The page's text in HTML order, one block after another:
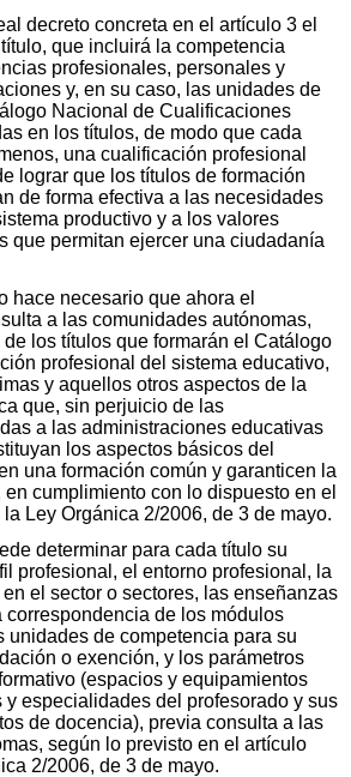
decreto concreta en el artículo 3 el
que incluirá la competencia
profesionales, personales y
y, en su caso, las unidades de
Nacional de Cualificaciones
en los títulos, de modo que cada
una cualificación profesional
lograr que los títulos de formación
de forma efectiva a las necesidades
productivo y a los valores
que permitan ejercer una ciudadanía
hace necesario que ahora el
a las comunidades autónomas,
los títulos que formarán el Catálogo
profesional del sistema educativo,
y aquellos otros aspectos de la
que, sin perjuicio de las
a las administraciones educativas
los aspectos básicos del
una formación común y garanticen la
cumplimiento con lo dispuesto en el
Ley Orgánica 2/2006, de 3 de mayo.
determinar para cada título su
profesional, el entorno profesional, la
el sector o sectores, las enseñanzas
correspondencia de los módulos
unidades de competencia para su
o exención, y los parámetros
(espacios y equipamientos
y especialidades del profesorado y sus
de docencia), previa consulta a las
según lo previsto en el artículo
2/2006, de 3 de mayo.